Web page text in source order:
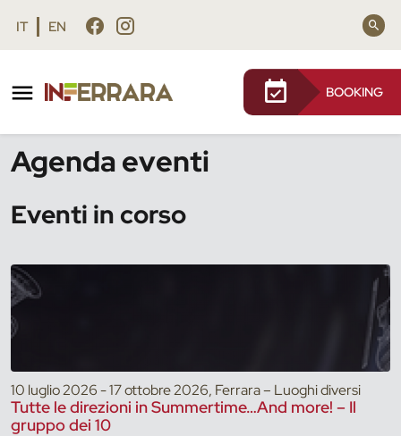
Vai al contenuto principale
Vai al footer
IT EN
BOOKING
Agenda eventi
Eventi in corso
10 luglio 2026 - 17 ottobre 2026, Ferrara – Luoghi diversi
Tutte le direzioni in Summertime…And more! – Il
gruppo dei 10